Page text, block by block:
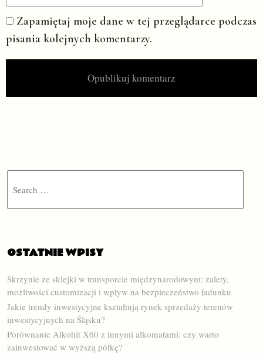
Zapamiętaj moje dane w tej przeglądarce podczas
pisania kolejnych komentarzy.
OSTATNIE WPISY
Skrzynie ze sklejki w transporcie międzynarodowym: zalety,
możliwości customizacji i wpływ na bezpieczeństwo ładunku
Jakie trendy inwestycyjne kształtują rynek sprzedaży terenów
inwestycyjnych na Śląsku?
Porównanie Alkohit X60 z innymi alkomatami: czy warto
zainwestować w wyższą półkę?